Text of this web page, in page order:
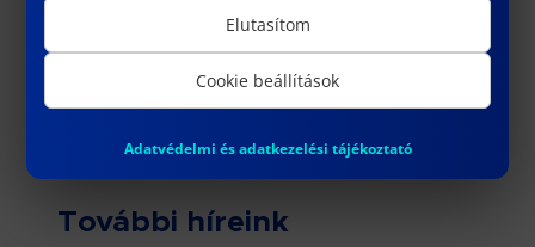
További híreink
Elutasítom
Cookie beállítások
Adatvédelmi és adatkezelési tájékoztató